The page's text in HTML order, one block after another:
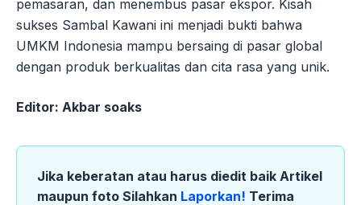
pemasaran, dan menembus pasar ekspor. Kisah
sukses Sambal Kawani ini menjadi bukti bahwa
UMKM Indonesia mampu bersaing di pasar global
dengan produk berkualitas dan cita rasa yang unik.
Editor: Akbar soaks
Jika keberatan atau harus diedit baik Artikel
maupun foto Silahkan Laporkan! Terima